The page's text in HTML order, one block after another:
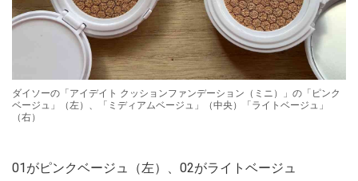
ダイソーの「アイデイト クッションファンデーション（ミニ）」の「ピンク
ベージュ」（左）、「ミディアムベージュ」（中央）「ライトベージュ」
（右）
01がピンクベージュ（左）、02がライトベージュ